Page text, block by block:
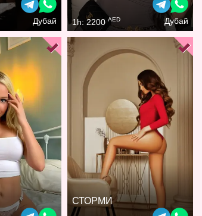
Дубай 1h: 2200AED Дубай
СТОРМИ